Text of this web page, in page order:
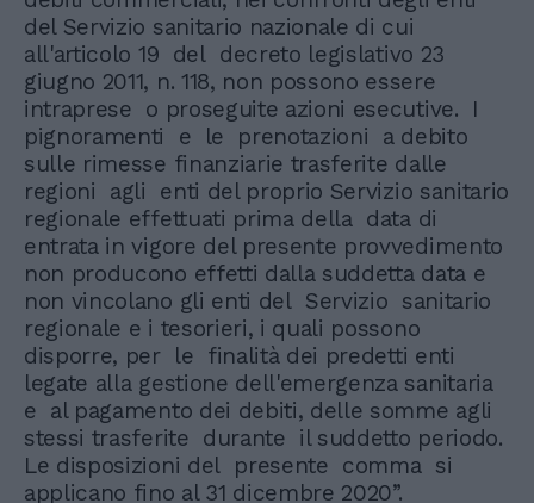
del Servizio sanitario nazionale di cui
all'articolo 19 del decreto legislativo 23
giugno 2011, n. 118, non possono essere
intraprese o proseguite azioni esecutive. I
pignoramenti e le prenotazioni a debito
sulle rimesse finanziarie trasferite dalle
regioni agli enti del proprio Servizio sanitario
regionale effettuati prima della data di
entrata in vigore del presente provvedimento
non producono effetti dalla suddetta data e
non vincolano gli enti del Servizio sanitario
regionale e i tesorieri, i quali possono
disporre, per le finalità dei predetti enti
legate alla gestione dell'emergenza sanitaria
e al pagamento dei debiti, delle somme agli
stessi trasferite durante il suddetto periodo.
Le disposizioni del presente comma si
applicano fino al 31 dicembre 2020”.